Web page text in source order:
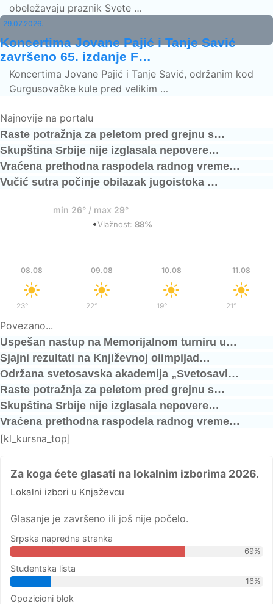
obeležavaju praznik Svete …
29.07.2026.
Koncertima Jovane Pajić i Tanje Savić
završeno 65. izdanje F…
Koncertima Jovane Pajić i Tanje Savić, održanim kod
Gurgusovačke kule pred velikim …
Najnovije na portalu
Raste potražnja za peletom pred grejnu s…
Skupština Srbije nije izglasala nepovere…
Vraćena prethodna raspodela radnog vreme…
Vučić sutra počinje obilazak jugoistoka …
min 26° / max 29°
•Vlažnost: 88%
08.08
23°
09.08
22°
10.08
19°
11.08
21°
Povezano...
Uspešan nastup na Memorijalnom turniru u…
Sjajni rezultati na Književnoj olimpijad…
Održana svetosavska akademija „Svetosavl…
Raste potražnja za peletom pred grejnu s…
Skupština Srbije nije izglasala nepovere…
Vraćena prethodna raspodela radnog vreme…
[kl_kursna_top]
Za koga ćete glasati na lokalnim izborima 2026.
Lokalni izbori u Knjaževcu
Glasanje je završeno ili još nije počelo.
Srpska napredna stranka
69%
Studentska lista
16%
Opozicioni blok